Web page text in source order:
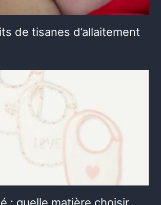
de tisanes d’allaitement
: quelle matière choisir